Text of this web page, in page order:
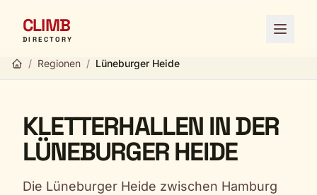
CLIMB
DIRECTORY Menü
/ Regionen / Lüneburger Heide
KLETTERHALLEN IN DER
LÜNEBURGER HEIDE
Die Lüneburger Heide zwischen Hamburg